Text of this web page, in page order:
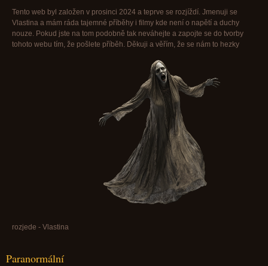
Tento web byl založen v prosinci 2024 a teprve se rozjíždí. Jmenuji se
Vlastina a mám ráda tajemné příběhy i filmy kde není o napětí a duchy
nouze. Pokud jste na tom podobně tak neváhejte a zapojte se do tvorby
tohoto webu tím, že pošlete příběh. Děkuji a věřím, že se nám to hezky
rozjede - Vlastina
Paranormální